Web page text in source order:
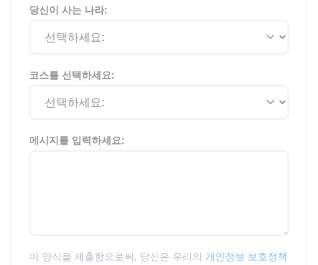
당신이 사는 나라:
코스를 선택하세요:
메시지를 입력하세요:
이 양식을 제출함으로써, 당신은 우리의 개인정보 보호정책